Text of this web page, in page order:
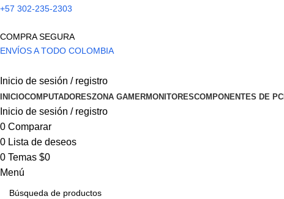
+57 302-235-2303
COMPRA SEGURA
ENVÍOS A TODO COLOMBIA
Inicio de sesión / registro
INICIOCOMPUTADORESZONA GAMERMONITORESCOMPONENTES DE PC
Inicio de sesión / registro
0 Comparar
0 Lista de deseos
0 Temas $0
Menú